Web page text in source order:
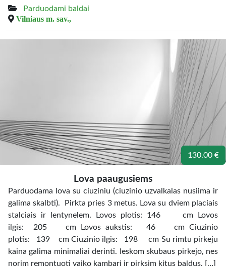
Parduodami baldai
Vilniaus m. sav.,
130.00 €
Lova paaugusiems
Parduodama lova su ciuziniu (ciuzinio uzvalkalas nusiima ir
galima skalbti). Pirkta pries 3 metus. Lova su dviem placiais
stalciais ir lentynelem. Lovos plotis: 146 cm Lovos
ilgis: 205 cm Lovos aukstis: 46 cm Ciuzinio
plotis: 139 cm Ciuzinio ilgis: 198 cm Su rimtu pirkeju
kaina galima minimaliai derinti. Ieskom skubaus pirkejo, nes
norim remontuoti vaiko kambari ir pirksim kitus baldus. […]